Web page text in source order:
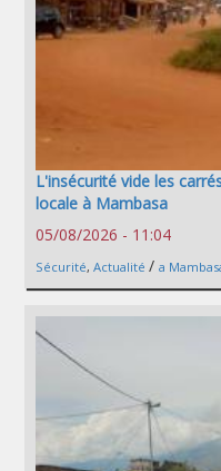
L'insécurité vide les
locale à Mambasa
05/08/2026 - 11:04
Sécurité, Actualité / a